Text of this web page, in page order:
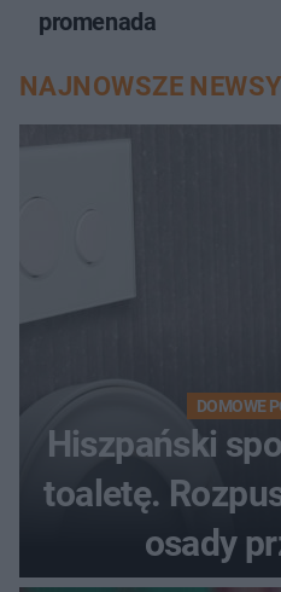
promenada
NAJNOWSZE
DOMOWE
Hiszpański
toaletę.
osady